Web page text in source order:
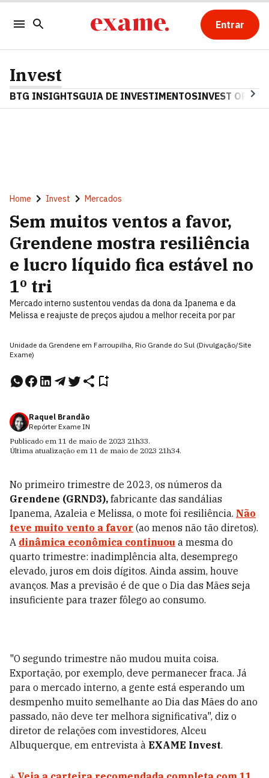
Entrar
Invest
BTG INSIGHTSGUIA DE INVESTIMENTOSINVEST OPINA
Home Invest Mercados
Sem muitos ventos a favor,
Grendene mostra resiliência
e lucro líquido fica estável no
1º tri
Mercado interno sustentou vendas da dona da Ipanema e da
Melissa e reajuste de preços ajudou a melhor receita por par
Unidade da Grendene em Farroupilha, Rio Grande do Sul (Divulgação/Site
Exame)
Raquel Brandão
Repórter Exame IN
Publicado em 11 de maio de 2023 21h33.
Última atualização em 11 de maio de 2023 21h34.
No primeiro trimestre de 2023, os números da
Grendene (GRND3), fabricante das sandálias
Ipanema, Azaleia e Melissa, o mote foi resiliência. Não
teve muito vento a favor (ao menos não tão diretos).
A dinâmica econômica continuou a mesma do
quarto trimestre: inadimplência alta, desemprego
elevado, juros em dois dígitos. Ainda assim, houve
avanços. Mas a previsão é de que o Dia das Mães seja
insuficiente para trazer fôlego ao consumo.
"O segundo trimestre não mudou muita coisa.
Exportação, por exemplo, deve permanecer fraca. Já
para o mercado interno, a gente está esperando um
desmpenho muito semelhante ao Dia das Mães do ano
passado, não deve ter melhora significativa", diz o
diretor de relações com investidores, Alceu
Albuquerque, em entrevista à EXAME Invest.